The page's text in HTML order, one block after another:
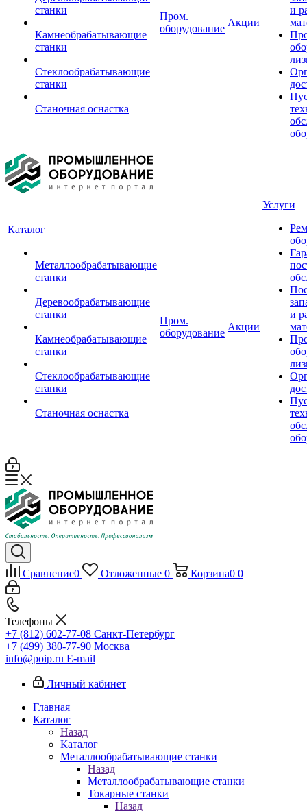
станки
Камнеобрабатывающие
станки
Стеклообрабатывающие
станки
Станочная оснастка
Пром.
оборудование
Акции
и
Каталог
Металлообрабатывающие
станки
Деревообрабатывающие
станки
Камнеобрабатывающие
станки
Стеклообрабатывающие
станки
Станочная оснастка
Пром.
оборудование
Акции
Услуги
и
Сравнение0 Отложенные 0 Корзина0 0
Телефоны
+7 (812) 602-77-08 Санкт-Петербург
+7 (499) 380-77-90 Москва
info@poip.ru E-mail
Личный кабинет
Главная
Каталог
Назад
Каталог
Металлообрабатывающие станки
Назад
Металлообрабатывающие станки
Токарные станки
Назад